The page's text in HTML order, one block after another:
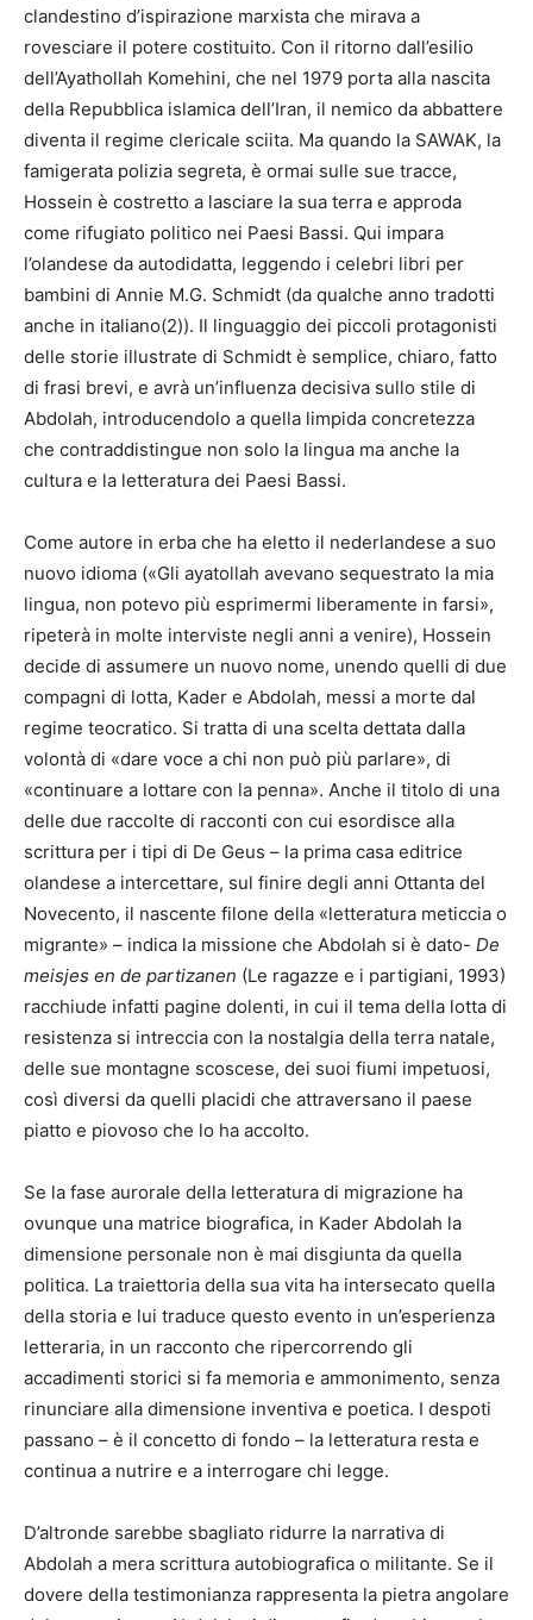
clandestino d’ispirazione marxista che mirava a
rovesciare il potere costituito. Con il ritorno dall’esilio
dell’Ayathollah Komehini, che nel 1979 porta alla nascita
della Repubblica islamica dell’Iran, il nemico da abbattere
diventa il regime clericale sciita. Ma quando la SAWAK, la
famigerata polizia segreta, è ormai sulle sue tracce,
Hossein è costretto a lasciare la sua terra e approda
come rifugiato politico nei Paesi Bassi. Qui impara
l’olandese da autodidatta, leggendo i celebri libri per
bambini di Annie M.G. Schmidt (da qualche anno tradotti
anche in italiano(2)). Il linguaggio dei piccoli protagonisti
delle storie illustrate di Schmidt è semplice, chiaro, fatto
di frasi brevi, e avrà un’influenza decisiva sullo stile di
Abdolah, introducendolo a quella limpida concretezza
che contraddistingue non solo la lingua ma anche la
cultura e la letteratura dei Paesi Bassi.
Come autore in erba che ha eletto il nederlandese a suo
nuovo idioma («Gli ayatollah avevano sequestrato la mia
lingua, non potevo più esprimermi liberamente in farsi»,
ripeterà in molte interviste negli anni a venire), Hossein
decide di assumere un nuovo nome, unendo quelli di due
compagni di lotta, Kader e Abdolah, messi a morte dal
regime teocratico. Si tratta di una scelta dettata dalla
volontà di «dare voce a chi non può più parlare», di
«continuare a lottare con la penna». Anche il titolo di una
delle due raccolte di racconti con cui esordisce alla
scrittura per i tipi di De Geus – la prima casa editrice
olandese a intercettare, sul finire degli anni Ottanta del
Novecento, il nascente filone della «letteratura meticcia o
migrante» – indica la missione che Abdolah si è dato- De
meisjes en de partizanen (Le ragazze e i partigiani, 1993)
racchiude infatti pagine dolenti, in cui il tema della lotta di
resistenza si intreccia con la nostalgia della terra natale,
delle sue montagne scoscese, dei suoi fiumi impetuosi,
così diversi da quelli placidi che attraversano il paese
piatto e piovoso che lo ha accolto.
Se la fase aurorale della letteratura di migrazione ha
ovunque una matrice biografica, in Kader Abdolah la
dimensione personale non è mai disgiunta da quella
politica. La traiettoria della sua vita ha intersecato quella
della storia e lui traduce questo evento in un’esperienza
letteraria, in un racconto che ripercorrendo gli
accadimenti storici si fa memoria e ammonimento, senza
rinunciare alla dimensione inventiva e poetica. I despoti
passano – è il concetto di fondo – la letteratura resta e
continua a nutrire e a interrogare chi legge.
D’altronde sarebbe sbagliato ridurre la narrativa di
Abdolah a mera scrittura autobiografica o militante. Se il
dovere della testimonianza rappresenta la pietra angolare